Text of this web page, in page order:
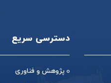
دسترسی سریع
پژوهش و فناوری